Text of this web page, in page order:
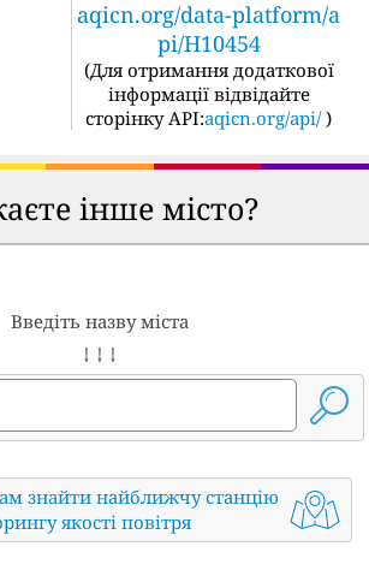
aqicn.org/data-platform/a
pi/H10454
(Для отримання додаткової
інформації відвідайте
сторінку API:aqicn.org/api/ )
інше місто?
Введіть назву міста
↓ ↓ ↓
знайти найближчу станцію
якості повітря